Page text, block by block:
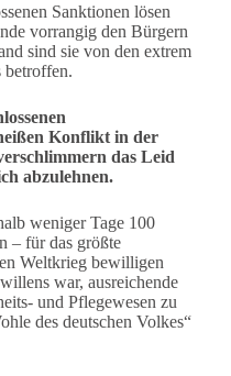
Sanktionen lösen
vorrangig den Bürgern
sind sie von den extrem
betroffen.
Konflikt in der
das Leid
abzulehnen.
weniger Tage 100
– für das größte
Weltkrieg bewilligen
war, ausreichende
und Pflegewesen zu
des deutschen Volkes“